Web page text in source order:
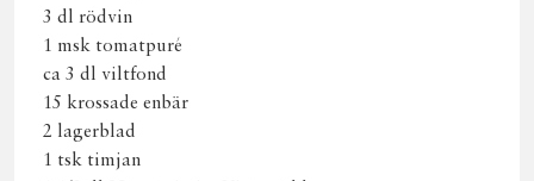
3 dl rödvin
1 msk tomatpuré
ca 3 dl viltfond
15 krossade enbär
2 lagerblad
1 tsk timjan